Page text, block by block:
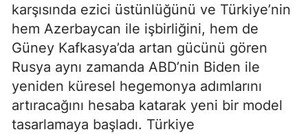
karşısında ezici üstünlüğünü ve Türkiye’nin
hem Azerbaycan ile işbirliğini, hem de
Güney Kafkasya’da artan gücünü gören
Rusya aynı zamanda ABD’nin Biden ile
yeniden küresel hegemonya adımlarını
artıracağını hesaba katarak yeni bir model
tasarlamaya başladı. Türkiye